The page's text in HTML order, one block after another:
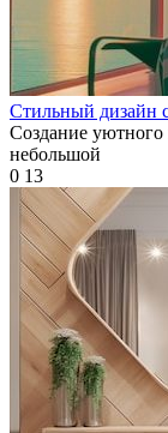
Стильный дизайн
Создание уютного
небольшой
0 13